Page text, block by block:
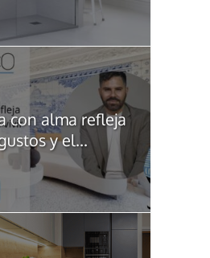
con alma refleja
y el...